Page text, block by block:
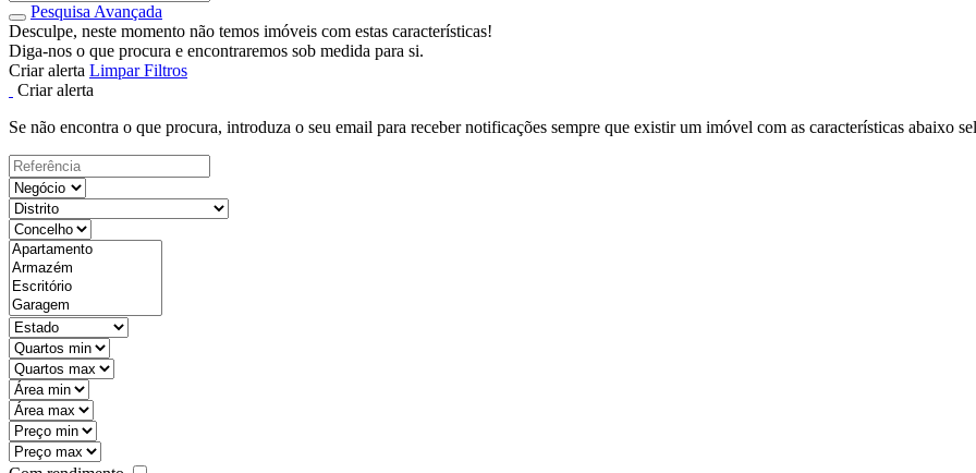
Pesquisa Avançada
Desculpe, neste momento não temos imóveis com estas características!
Diga-nos o que procura e encontraremos sob medida para si.
Criar alerta Limpar Filtros
Criar alerta
Se não encontra o que procura, introduza o seu email para receber notificações sempre que existir um imóvel com as características abaixo